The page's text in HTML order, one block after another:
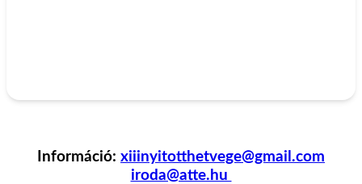
Információ: xiiinyitotthetvege@gmail.com
iroda@atte.hu